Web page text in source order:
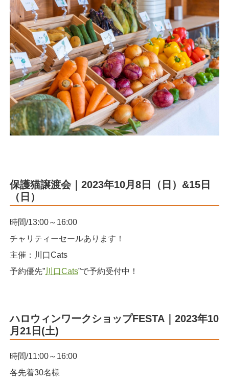
保護猫譲渡会｜2023年10月8日（日）&15日
（日）
時間/13:00～16:00
チャリティーセールあります！
主催：川口Cats
予約優先”川口Cats”で予約受付中！
ハロウィンワークショップFESTA｜2023年10
月21日(土)
時間/11:00～16:00
各先着30名様